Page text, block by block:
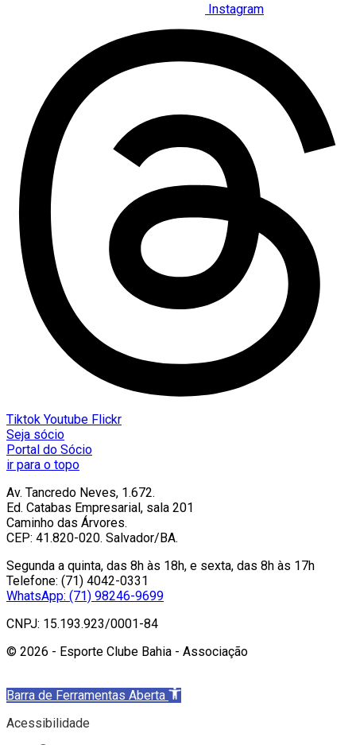
Instagram
Tiktok Youtube Flickr
Seja sócio
Portal do Sócio
ir para o topo
Av. Tancredo Neves, 1.672.
Ed. Catabas Empresarial, sala 201
Caminho das Árvores.
CEP: 41.820-020. Salvador/BA.
Segunda a quinta, das 8h às 18h, e sexta, das 8h às 17h
Telefone: (71) 4042-0331
WhatsApp: (71) 98246-9699
CNPJ: 15.193.923/0001-84
© 2026 - Esporte Clube Bahia - Associação
Barra de Ferramentas Aberta
Acessibilidade